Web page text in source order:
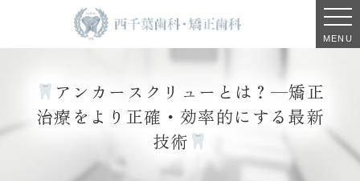
MENU
アンカースクリューとは？—矯正
治療をより正確・効率的にする最新
技術